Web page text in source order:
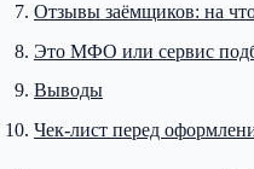
Отзывы заёмщиков: на
Это МФО или сервис
Выводы
Чек-лист перед